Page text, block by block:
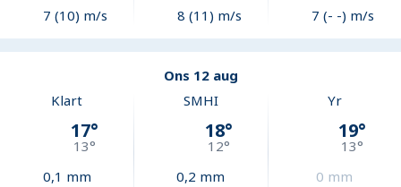
7 (10) m/s
8 (11) m/s
7 (- -) m/s
Ons 12 aug
Klart
17°
13°
0,1 mm
SMHI
18°
12°
0,2 mm
Yr
19°
13°
0 mm